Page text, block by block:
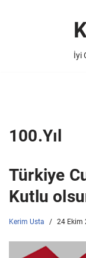
İyi
100.Yıl
Türkiye
Kutlu
Kerim Usta 24 Ekim